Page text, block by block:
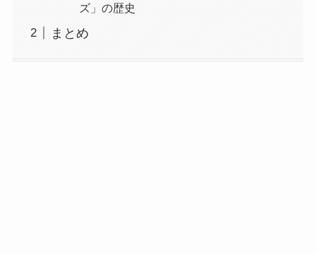
ズ」の歴史
まとめ